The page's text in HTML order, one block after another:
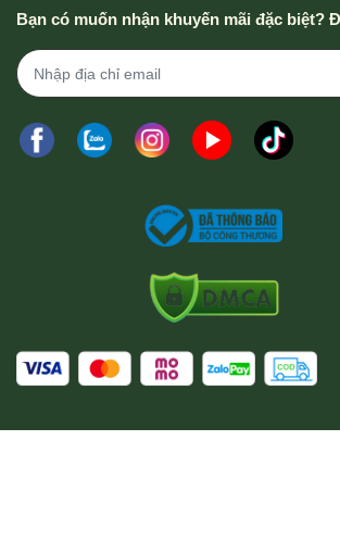
Bạn có muốn nhận khuyến mãi đặc biệt?